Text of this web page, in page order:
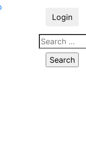
Login